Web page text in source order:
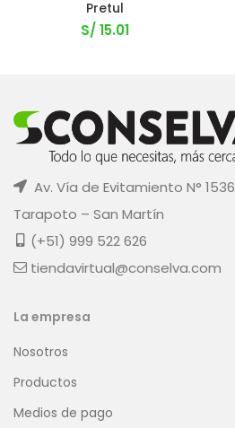
Pretul
S/ 15.01
Av. Vía de Evitamiento N° 1536
Tarapoto – San Martín
(+51) 999 522 626
tiendavirtual@conselva.com
La empresa
Nosotros
Productos
Medios de pago